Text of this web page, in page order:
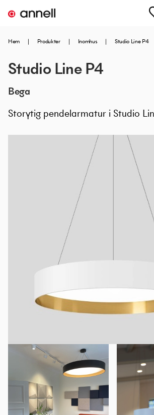
Hem | Produkter | Inomhus | Studio Line P4
Studio Line P4
Bega
Storytig pendelarmatur i Studio